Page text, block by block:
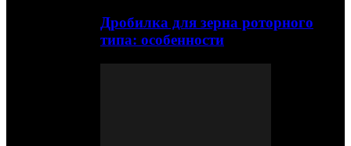
Дробилка для зерна роторного
типа: особенности